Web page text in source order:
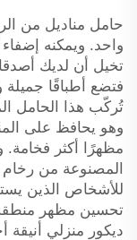
حامل مناديل من
واحد. ويمكنه
تخيل أن لديك
فتضع أطباقًا جميلة
تُركّب هذا الحامل
وهو يحافظ على
المصنوعة من
للأشخاص الذين
تحسين مظهر
ديكور منزلي